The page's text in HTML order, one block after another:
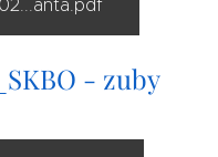
- zuby